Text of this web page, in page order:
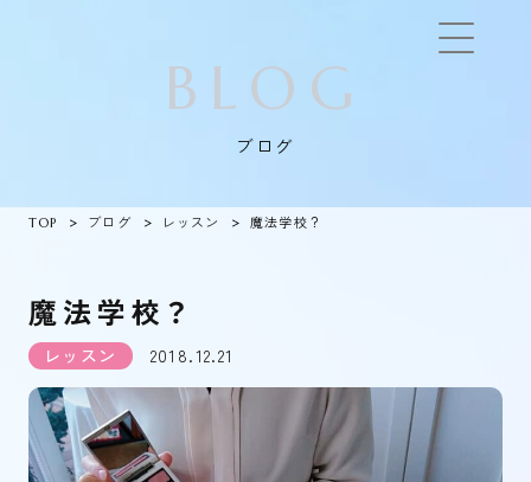
BLOG
ブログ
TOP ブログ レッスン 魔法学校？
魔法学校？
レッスン 2018.12.21